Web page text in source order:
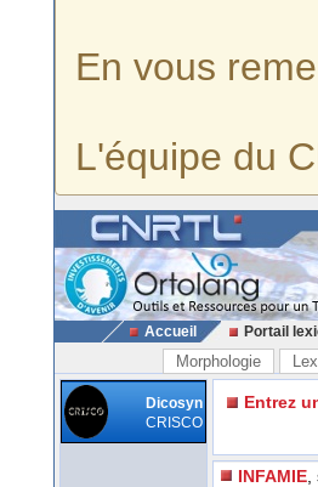
En vous
L'équipe du
Accueil Portail
Morphologie
Dicosyn
CRISCO
Entrez
INFAMIE